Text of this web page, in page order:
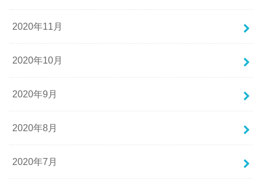
2020年11月
2020年10月
2020年9月
2020年8月
2020年7月